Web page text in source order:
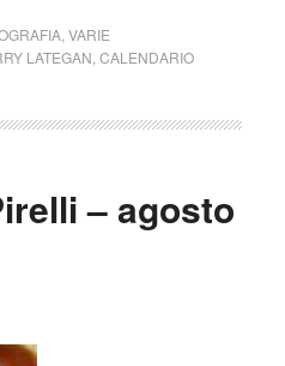
, VARIE
LATEGAN CALENDARIO
– agosto